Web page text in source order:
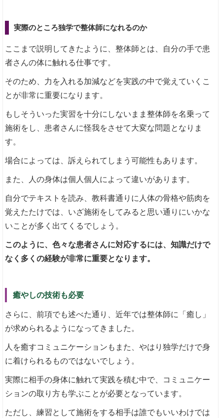
実際のところ独学で整体師になれるのか
ここまで説明してきたように、整体師とは、自分の手で患
者さんの体に触れる仕事です。
そのため、力を入れる加減などを実践の中で覚えていくこ
とが非常に重要になります。
もしそういった実習を十分にしないまま整体師を名乗って
施術をし、患者さんに怪我をさせて大変な問題となりま
す。
場合によっては、訴えられてしまう可能性もあります。
また、人の身体は個人個人によって違いがあります。
自分でテキストを読み、教科書通りに人体の骨格や筋肉を
覚えたたけでは、いざ施術をしてみると思い通りにいかな
いことが多く出てくるでしょう。
このように、色々な患者さんに対応するには、知識だけで
なく多くの経験が非常に重要となります。
癒やしの技術も必要
さらに、前項でも述べた通り、近年では整体師に「癒し」
が求められるようになってきました。
人を癒すコミュニケーションもまた、やはり独学だけで身
に着けられるものではないでしょう。
実際に相手の身体に触れて実践を積む中で、コミュニケー
ションの取り方も学ぶことが必要となっています。
ただし、練習として施術をする相手は誰でもいいわけでは